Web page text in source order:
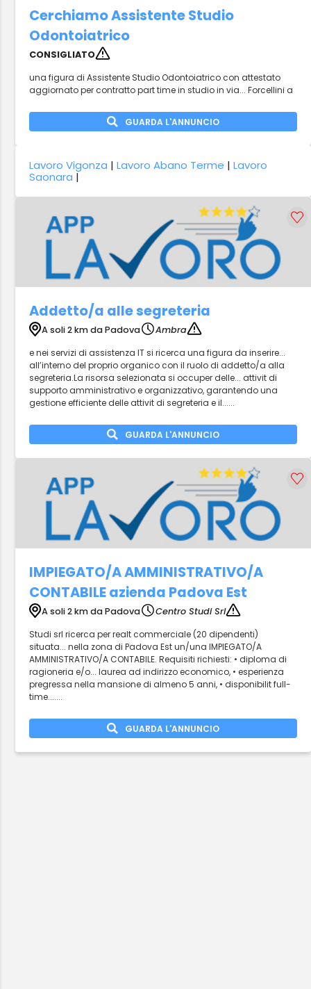
Cerchiamo Assistente Studio
Odontoiatrico
CONSIGLIATO
una figura di Assistente Studio Odontoiatrico con attestato
aggiornato per contratto part time in studio in via... Forcellini a
GUARDA L'ANNUNCIO
Lavoro Vigonza |Lavoro Abano Terme |Lavoro
Saonara |
Addetto/a alle segreteria
A soli 2 km da Padova
Ambra
e nei servizi di assistenza IT si ricerca una figura da inserire...
all’interno del proprio organico con il ruolo di addetto/a alla
segreteria.La risorsa selezionata si occuper delle... attivit di
supporto amministrativo e organizzativo, garantendo una
gestione efficiente delle attivit di segreteria e il......
GUARDA L'ANNUNCIO
IMPIEGATO/A AMMINISTRATIVO/A
CONTABILE azienda Padova Est
A soli 2 km da Padova
Centro Studi Srl
Studi srl ricerca per realt commerciale (20 dipendenti)
situata... nella zona di Padova Est un/una IMPIEGATO/A
AMMINISTRATIVO/A CONTABILE. Requisiti richiesti: • diploma di
ragioneria e/o... laurea ad indirizzo economico, • esperienza
pregressa nella mansione di almeno 5 anni, • disponibilit full-
time.......
GUARDA L'ANNUNCIO